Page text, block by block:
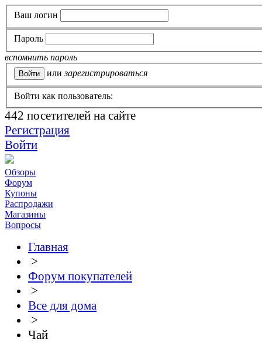
Ваш логин
Пароль
вспомнить пароль
или зарегистрироваться
Войти как пользователь:
442 посетителей на сайте
Регистрация
Войти
Обзоры
Форум
Купоны
Распродажи
Магазины
Вопросы
Главная
>
Форум покупателей
>
Все для дома
>
Чай